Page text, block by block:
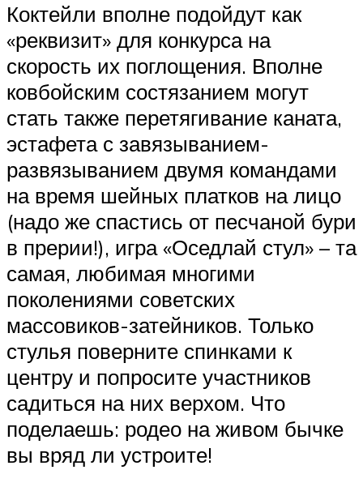
Коктейли вполне подойдут как
«реквизит» для конкурса на
скорость их поглощения. Вполне
ковбойским состязанием могут
стать также перетягивание каната,
эстафета с завязыванием-
развязыванием двумя командами
на время шейных платков на лицо
(надо же спастись от песчаной бури
в прерии!), игра «Оседлай стул» – та
самая, любимая многими
поколениями советских
массовиков-затейников. Только
стулья поверните спинками к
центру и попросите участников
садиться на них верхом. Что
поделаешь: родео на живом бычке
вы вряд ли устроите!